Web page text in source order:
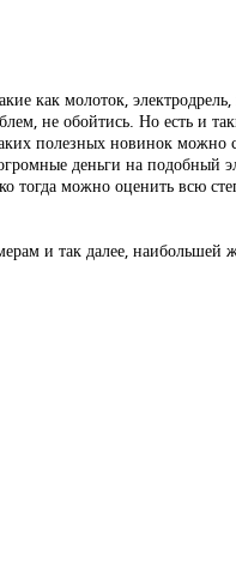
как молоток,
не обойтись. Но есть и
полезных новинок можно
деньги на подобный
тогда можно оценить всю
и так далее, наибольшей